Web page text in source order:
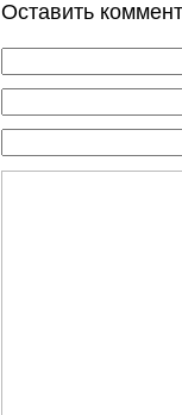
Оставить